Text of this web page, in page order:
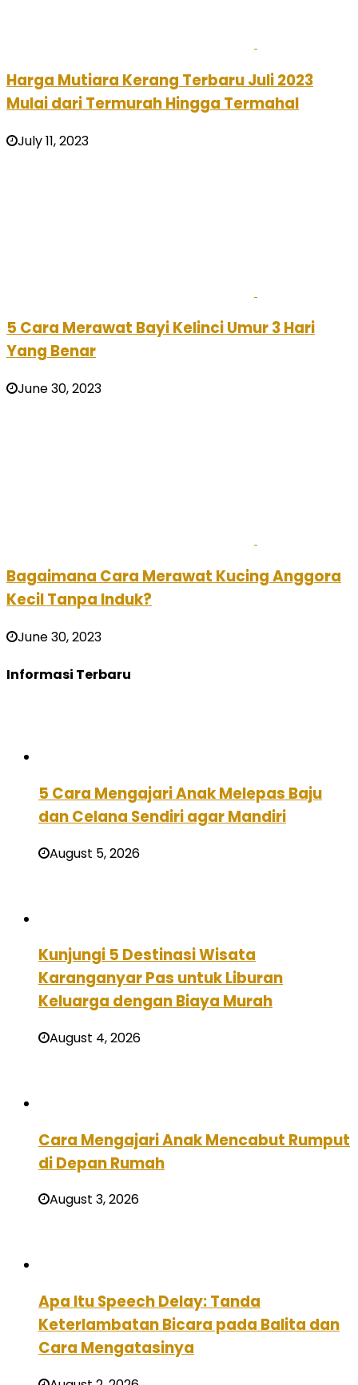
Harga Mutiara Kerang Terbaru Juli 2023
Mulai dari Termurah Hingga Termahal
July 11, 2023
5 Cara Merawat Bayi Kelinci Umur 3 Hari
Yang Benar
June 30, 2023
Bagaimana Cara Merawat Kucing Anggora
Kecil Tanpa Induk?
June 30, 2023
Informasi Terbaru
5 Cara Mengajari Anak Melepas Baju
dan Celana Sendiri agar Mandiri
August 5, 2026
Kunjungi 5 Destinasi Wisata
Karanganyar Pas untuk Liburan
Keluarga dengan Biaya Murah
August 4, 2026
Cara Mengajari Anak Mencabut Rumput
di Depan Rumah
August 3, 2026
Apa Itu Speech Delay: Tanda
Keterlambatan Bicara pada Balita dan
Cara Mengatasinya